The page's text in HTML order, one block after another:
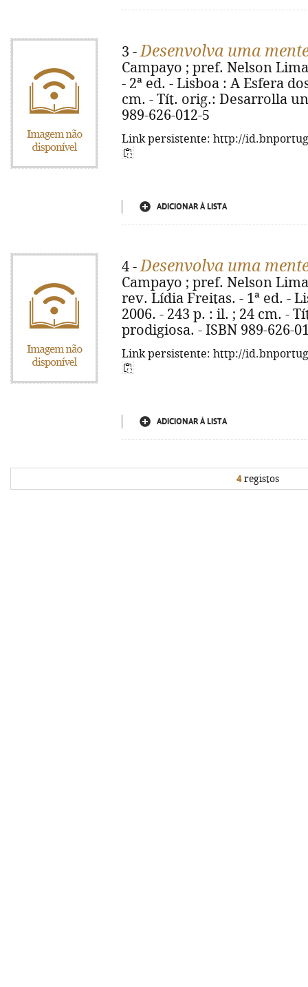
3 -Desenvolva uma
Campayo ; pref. Nelson
- 2ª ed. - Lisboa : A Esfera
cm. - Tít. orig.: Desarrolla
989-626-012-5
Link persistente: http://
ADICIONAR À LISTA
4 -Desenvolva uma
Campayo ; pref. Nelson
rev. Lídia Freitas. - 1ª ed. -
2006. - 243 p. : il. ; 24 cm. -
prodigiosa. - ISBN 989-626-
Link persistente: http://
ADICIONAR À LISTA
4registos